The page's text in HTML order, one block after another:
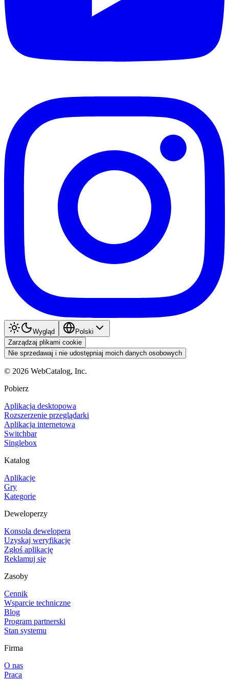
Wygląd
Polski
Zarządzaj plikami cookie
Nie sprzedawaj i nie udostępniaj moich danych osobowych
© 2026 WebCatalog, Inc.
Pobierz
Aplikacja desktopowa
Rozszerzenie przeglądarki
Aplikacja internetowa
Switchbar
Singlebox
Katalog
Aplikacje
Gry
Kategorie
Deweloperzy
Konsola dewelopera
Uzyskaj weryfikację
Zgłoś aplikację
Reklamuj się
Zasoby
Cennik
Wsparcie techniczne
Blog
Program partnerski
Stan systemu
Firma
O nas
Praca